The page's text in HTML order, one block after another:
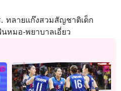
. ทลายแก๊งสวมสัญชาติเด็ก
หมอ-พยาบาลเอี่ยว